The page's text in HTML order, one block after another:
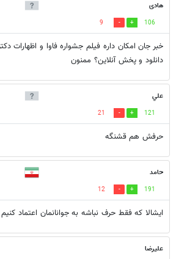
هادی
106
9
خبر جان امکان داره فیلم جشواره فاوا و اظهارات
دانلود و پخش آنلاین؟ ممنون
علي
121
21
حرفش هم قشنگه
حامد
191
12
ایشالا که فقط حرف نباشه به جوانانمان اعتماد کنیم
عليرضا